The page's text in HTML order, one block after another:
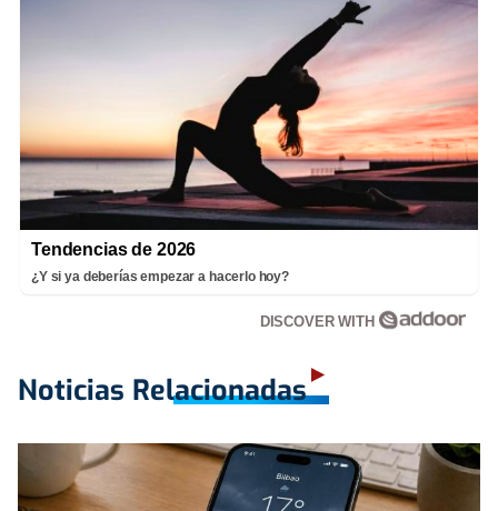
Tendencias de 2026
¿Y si ya deberías empezar a hacerlo hoy?
DISCOVER WITH
Noticias Relacionadas